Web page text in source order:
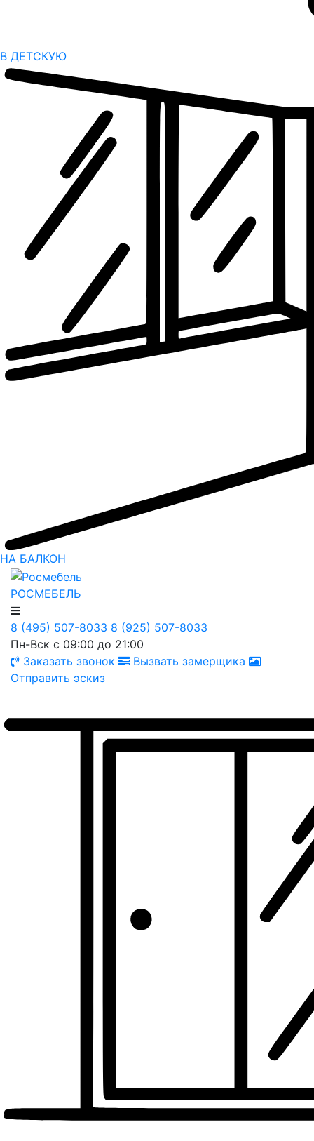
В ДЕТСКУЮ
НА БАЛКОН
РОСМЕБЕЛЬ
8 (495) 507-8033 8 (925) 507-8033
Пн-Вск с 09:00 до 21:00
Заказать звонок
Вызвать замерщика
Отправить эскиз